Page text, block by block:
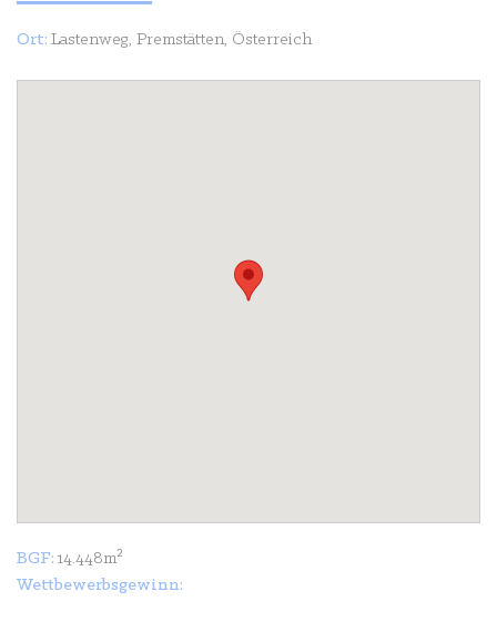
Ort: Lastenweg, Premstätten, Österreich
BGF: 14.448m²
Wettbewerbsgewinn: